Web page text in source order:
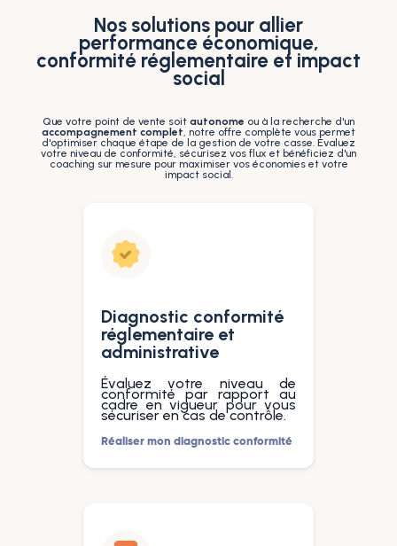
Nos solutions pour allier
performance économique,
conformité réglementaire et impact
social
Que votre point de vente soit autonome ou à la recherche d'un
accompagnement complet , notre offre complète vous permet
d'optimiser chaque étape de la gestion de votre casse. Évaluez
votre niveau de conformité, sécurisez vos flux et bénéficiez d'un
coaching sur mesure pour maximiser vos économies et votre
impact social.
Diagnostic conformité
réglementaire et
administrative
Évaluez votre niveau de
conformité par rapport au
cadre en vigueur pour vous
sécuriser en cas de contrôle.
Réaliser mon diagnostic conformité